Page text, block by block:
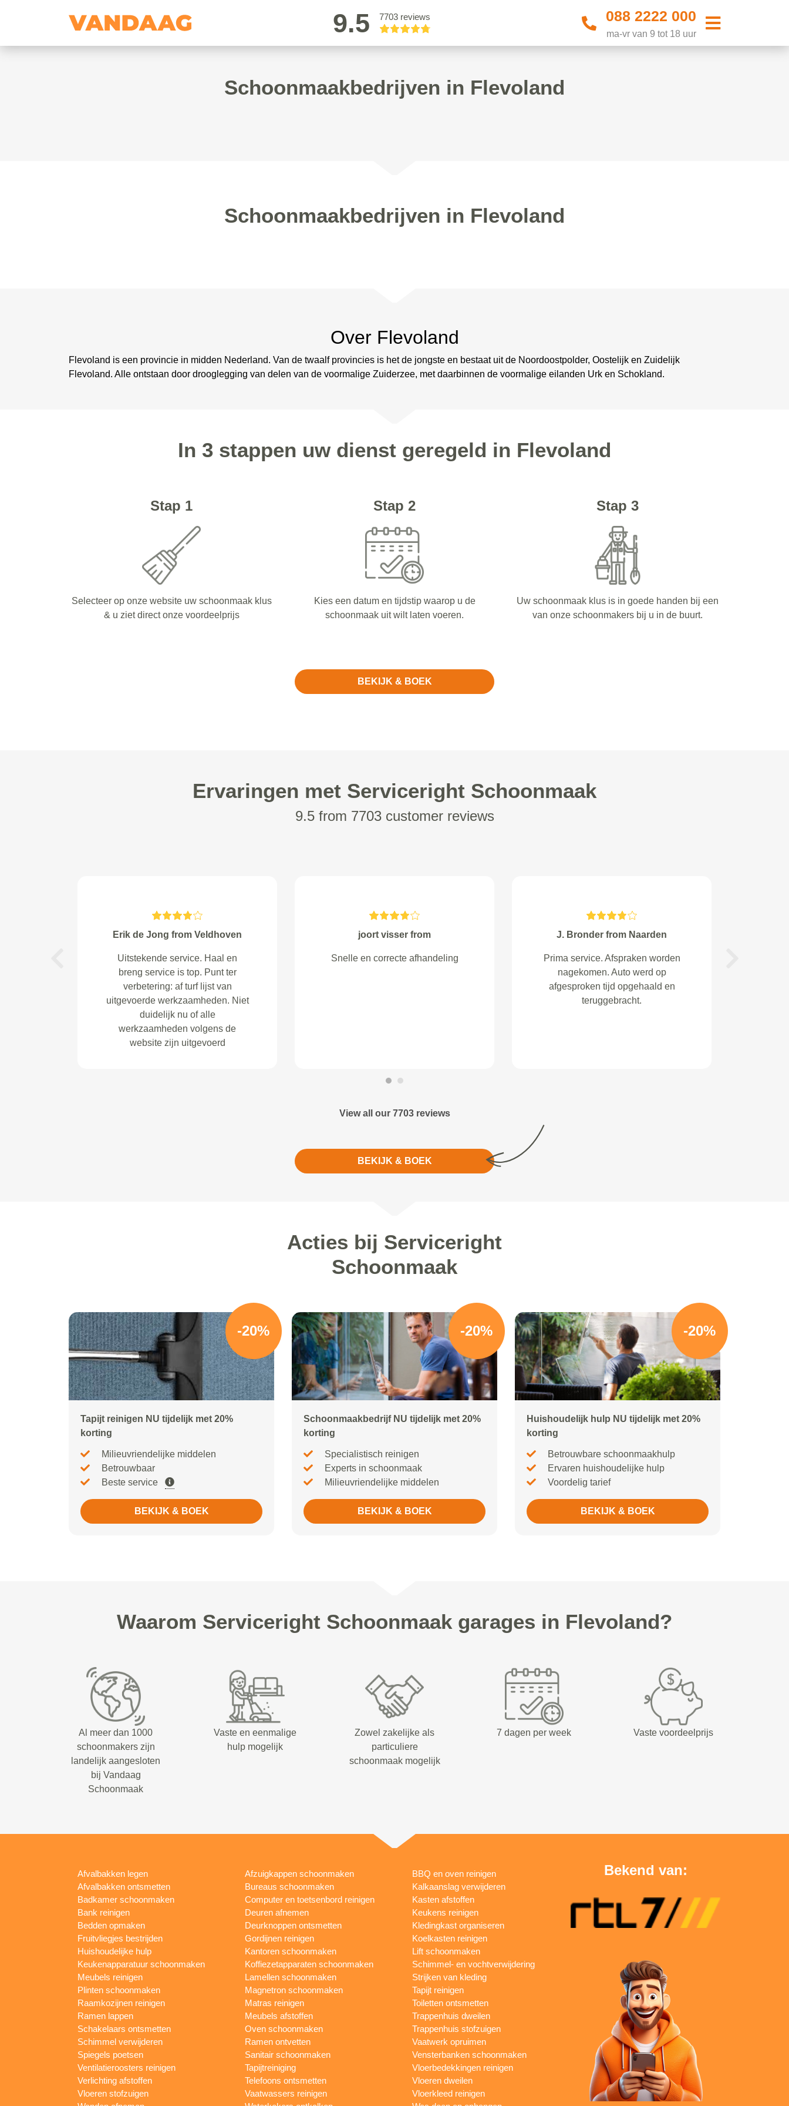
9.5 7703 reviews 088 2222 000
ma-vr van 9 tot 18 uur
Schoonmaakbedrijven in Flevoland
Schoonmaakbedrijven in Flevoland
Over Flevoland
Flevoland is een provincie in midden Nederland. Van de twaalf provincies is het de jongste en bestaat uit de Noordoostpolder, Oostelijk en Zuidelijk
Flevoland. Alle ontstaan door drooglegging van delen van de voormalige Zuiderzee, met daarbinnen de voormalige eilanden Urk en Schokland.
In 3 stappen uw dienst geregeld in Flevoland
Stap 1
Selecteer op onze website uw schoonmaak klus
& u ziet direct onze voordeelprijs
Stap 2
Kies een datum en tijdstip waarop u de
schoonmaak uit wilt laten voeren.
Stap 3
Uw schoonmaak klus is in goede handen bij een
van onze schoonmakers bij u in de buurt.
BEKIJK & BOEK
Ervaringen met Serviceright Schoonmaak
9.5 from 7703 customer reviews
Jan Linders B.V. from Bergen L
Prima!
W. van Hoorn from s-
Mulders from Amsterdam
Echt perfect! Zeker tot een
volgende keer!
View all our 7703 reviews
BEKIJK & BOEK
Acties bij Serviceright
Schoonmaak
-20%
Tapijt reinigen NU tijdelijk met 20%
korting
Milieuvriendelijke middelen
Betrouwbaar
Beste service
BEKIJK & BOEK
-20%
Schoonmaakbedrijf NU tijdelijk met 20%
korting
Specialistisch reinigen
Experts in schoonmaak
Milieuvriendelijke middelen
BEKIJK & BOEK
-20%
Huishoudelijk hulp NU tijdelijk met 20%
korting
Betrouwbare schoonmaakhulp
Ervaren huishoudelijke hulp
Voordelig tarief
BEKIJK & BOEK
Waarom Serviceright Schoonmaak garages in Flevoland?
Al meer dan 1000
schoonmakers zijn
landelijk aangesloten
bij Vandaag
Schoonmaak
Vaste en eenmalige
hulp mogelijk
Zowel zakelijke als
particuliere
schoonmaak mogelijk
7 dagen per week Vaste voordeelprijs
Afvalbakken legen
Afvalbakken ontsmetten
Badkamer schoonmaken
Bank reinigen
Bedden opmaken
Fruitvliegjes bestrijden
Huishoudelijke hulp
Keukenapparatuur schoonmaken
Meubels reinigen
Plinten schoonmaken
Raamkozijnen reinigen
Ramen lappen
Schakelaars ontsmetten
Schimmel verwijderen
Spiegels poetsen
Ventilatieroosters reinigen
Verlichting afstoffen
Vloeren stofzuigen
Afzuigkappen schoonmaken
Bureaus schoonmaken
Computer en toetsenbord reinigen
Deuren afnemen
Deurknoppen ontsmetten
Gordijnen reinigen
Kantoren schoonmaken
Koffiezetapparaten schoonmaken
Lamellen schoonmaken
Magnetron schoonmaken
Matras reinigen
Meubels afstoffen
Oven schoonmaken
Ramen ontvetten
Sanitair schoonmaken
Tapijtreiniging
Telefoons ontsmetten
Vaatwassers reinigen
BBQ en oven reinigen
Kalkaanslag verwijderen
Kasten afstoffen
Keukens reinigen
Kledingkast organiseren
Koelkasten reinigen
Lift schoonmaken
Schimmel- en vochtverwijdering
Strijken van kleding
Tapijt reinigen
Toiletten ontsmetten
Trappenhuis dweilen
Trappenhuis stofzuigen
Vaatwerk opruimen
Vensterbanken schoonmaken
Vloerbedekkingen reinigen
Vloeren dweilen
Vloerkleed reinigen
Bekend van: